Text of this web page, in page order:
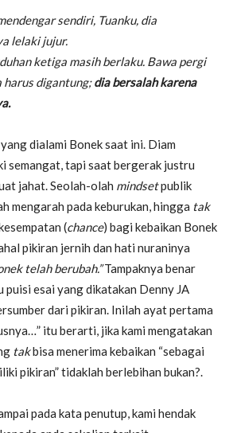
sendiri, Tuanku, dia
lelaki jujur.
ketiga masih berlaku. Bawa pergi
harus digantung;dia bersalah karena
dialami Bonek saat ini. Diam
semangat, tapi saat bergerak justru
jahat. Seolah-olah mindsetpublik
mengarah pada keburukan, hingga tak
(chance) bagi kebaikan Bonek
pikiran jernih dan hati nuraninya
telah berubah.”Tampaknya benar
puisi esai yang dikatakan Denny JA
dari pikiran. Inilah ayat pertama
itu berarti, jika kami mengatakan
takbisa menerima kebaikan “sebagai
pikiran” tidaklah berlebihan bukan?.
pada kata penutup, kami hendak